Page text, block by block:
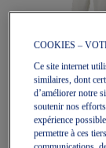
HERITAGE
Pantalon
99,99 $
COOKIES –
Ce site internet
similaires, dont
d’améliorer notre
soutenir nos
expérience
permettre à ces